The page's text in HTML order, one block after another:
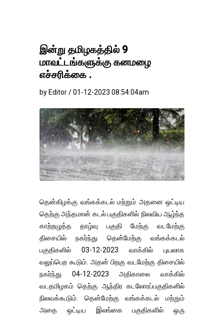
இன்று தமிழகத்தில் 9
மாவட்டங்களுக்கு கனமழை
எச்சரிக்கை .
by Editor / 01-12-2023 08:54:04am
தென்கிழக்கு வங்கக்கடல் மற்றும் அதனை ஒட்டிய
தெற்கு அந்தமான் கடல் பகுதிகளில் நிலவிய ஆழ்ந்த
காற்றழுத்த தாழ்வு பகுதி மேற்கு வடமேற்கு
திசையில் நகர்ந்து தென்மேற்கு வங்கக்கடல்
பகுதிகளில் 03-12-2023 வாக்கில் புயலாக
வலுப்பெற கூடும். அதன் பிறகு வடமேற்கு திசையில்
நகர்ந்து 04-12-2023 அதிகாலை வாக்கில்
வடதமிழகம் தெற்கு ஆந்திர கடலோரப்பகுதிகளில்
நிலவக்கூடும். தென்மேற்கு வங்கக்கடல் மற்றும்
அதை ஒட்டிய இலங்கை பகுதிகளில் ஒரு